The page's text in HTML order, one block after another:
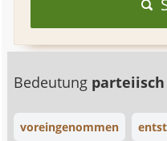
Bedeutung
voreingenommen